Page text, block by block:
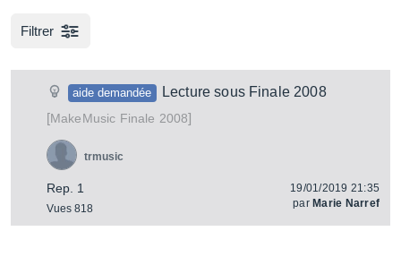
Filtrer
aide demandée
Lecture sous Finale 2008
[MakeMusic Finale 2008]
Rep. 1
Vues 818
trmusic
19/01/2019 21:35
par Marie Narref